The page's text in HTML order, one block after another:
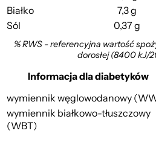
Białko
7,3 g
Sól
0,37 g
% RWS - referencyjna wartość
dorosłej (8400 kJ/
Informacja dla diabetyków
wymiennik węglowodanowy
wymiennik białkowo-tłuszczowy
(WBT)